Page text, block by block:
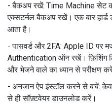
- बैकअप रखें: Time Machine सेट
एक्सटर्नल बैकअप रखें। एक बार हार्ड
आता है।
- पासवर्ड और 2FA: Apple ID पर
Authentication ऑन रखें। फ़िशिंग
और भेजने वाले का ध्यान से परीक्षण
- अनजान ऐप इंस्टॉल करने से बचें:
से ही सॉफ़्टवेयर डाउनलोड करें।